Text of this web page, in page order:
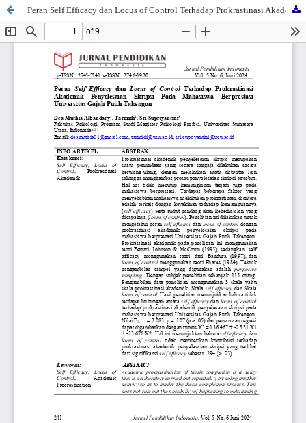
Peran Self Efficacy dan Locus of Control Terhadap Prokrastinasi Akademik Penyelesaian Skripsi Pada Mahasiswa Berprestasi Universitas Gajah Putih Takengon